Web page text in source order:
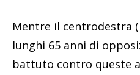
Mentre il centrodestra
lunghi 65 anni di
battuto contro queste